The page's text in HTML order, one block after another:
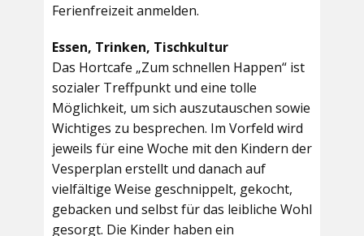
Ferienfreizeit anmelden.
Essen, Trinken, Tischkultur
Das Hortcafe „Zum schnellen Happen“ ist
sozialer Treffpunkt und eine tolle
Möglichkeit, um sich auszutauschen sowie
Wichtiges zu besprechen. Im Vorfeld wird
jeweils für eine Woche mit den Kindern der
Vesperplan erstellt und danach auf
vielfältige Weise geschnippelt, gekocht,
gebacken und selbst für das leibliche Wohl
gesorgt. Die Kinder haben ein